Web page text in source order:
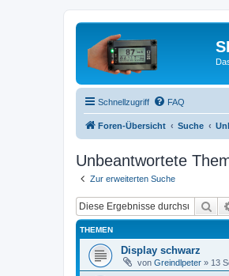
Schnellzugriff FAQ
Foren-Übersicht Suche
Unbeantwortete
Zur erweiterten Suche
THEMEN
Display schwarz
von Greindlpeter » 13